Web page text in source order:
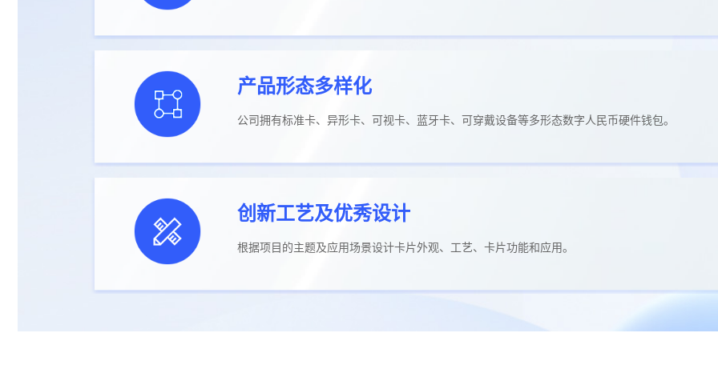
产品形态多样化
公司拥有标准卡、异形卡、可视卡、蓝牙卡、可穿戴设备等多形态数字人民币硬件钱包。
创新工艺及优秀设计
根据项目的主题及应用场景设计卡片外观、工艺、卡片功能和应用。